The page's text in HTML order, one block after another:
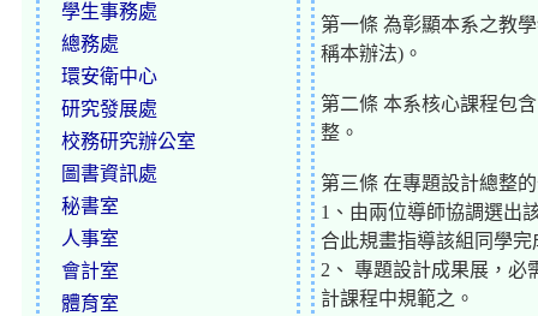
學生事務處
總務處
環安衛中心
研究發展處
校務研究辦公室
圖書資訊處
秘書室
人事室
會計室
體育室
第一條 為彰顯本系之教
稱本辦法)。
第二條 本系核心課程包
整。
第三條 在專題設計總整
1、由兩位導師協調選出
合此規畫指導該組同學完
2、 專題設計成果展，必
計課程中規範之。